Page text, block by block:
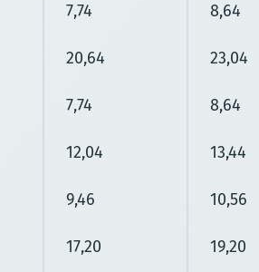
7,74 8,64
20,64 23,04
7,74 8,64
12,04 13,44
9,46 10,56
17,20 19,20